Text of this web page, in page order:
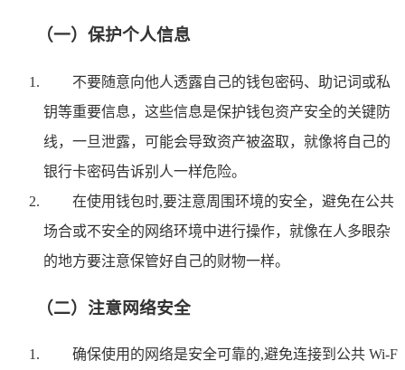
（一）保护个人信息
不要随意向他人透露自己的钱包密码、助记词或私
钥等重要信息，这些信息是保护钱包资产安全的关键防
线，一旦泄露，可能会导致资产被盗取，就像将自己的
银行卡密码告诉别人一样危险。
在使用钱包时,要注意周围环境的安全，避免在公共
场合或不安全的网络环境中进行操作，就像在人多眼杂
的地方要注意保管好自己的财物一样。
（二）注意网络安全
确保使用的网络是安全可靠的,避免连接到公共 Wi-F